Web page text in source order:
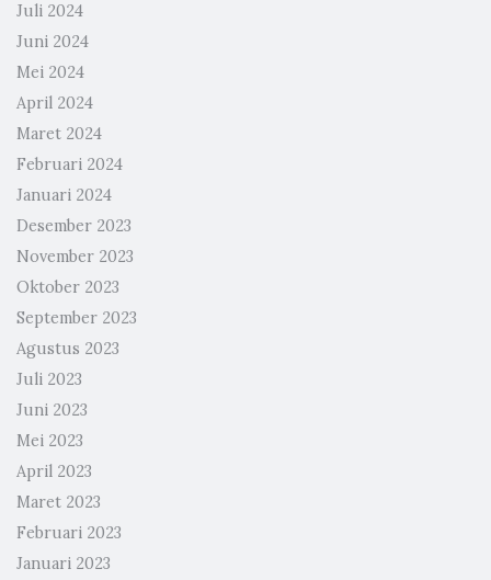
Juli 2024
Juni 2024
Mei 2024
April 2024
Maret 2024
Februari 2024
Januari 2024
Desember 2023
November 2023
Oktober 2023
September 2023
Agustus 2023
Juli 2023
Juni 2023
Mei 2023
April 2023
Maret 2023
Februari 2023
Januari 2023